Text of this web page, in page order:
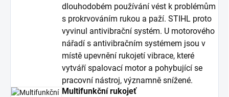
dlouhodobém používání vést k problémům
s prokrvováním rukou a paží. STIHL proto
vyvinul antivibrační systém. U motorového
nářadí s antivibračním systémem jsou v
místě upevnění rukojetí vibrace, které
vytváří spalovací motor a pohybující se
pracovní nástroj, významně snížené.
Multifunkční rukojeť